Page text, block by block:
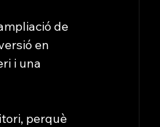
de
en
i una
perquè